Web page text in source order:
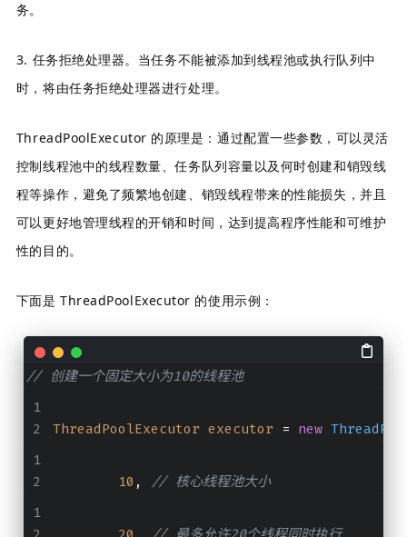
务。
3. 任务拒绝处理器。当任务不能被添加到线程池或执行队列中
时，将由任务拒绝处理器进行处理。
ThreadPoolExecutor 的原理是：通过配置一些参数，可以灵活
控制线程池中的线程数量、任务队列容量以及何时创建和销毁线
程等操作，避免了频繁地创建、销毁线程带来的性能损失，并且
可以更好地管理线程的开销和时间，达到提高程序性能和可维护
性的目的。
下面是 ThreadPoolExecutor 的使用示例：
// 创建一个固定大小为10的线程池
ThreadPoolExecutor executor = new
10 , // 核心线程池大小